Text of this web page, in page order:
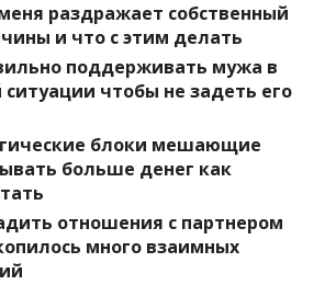
раздражает собственный
и что с этим делать
поддерживать мужа в
ситуации чтобы не задеть его
блоки мешающие
больше денег как
отношения с партнером
много взаимных